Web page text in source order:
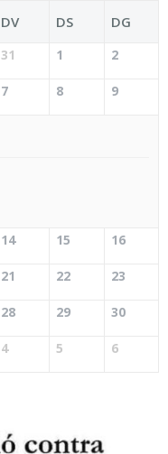
DV DS DG
31 1 2
7 8 9
14 15 16
21 22 23
28 29 30
4 5 6